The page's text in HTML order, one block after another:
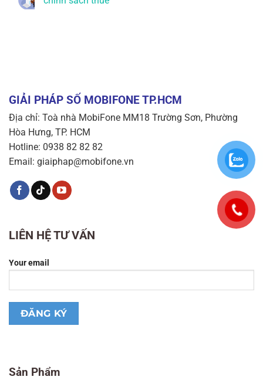
GIẢI PHÁP SỐ MOBIFONE TP.HCM
Địa chỉ: Toà nhà MobiFone MM18 Trường Sơn, Phường
Hòa Hưng, TP. HCM
Hotline: 0938 82 82 82
Email: giaiphap@mobifone.vn
Sản Phẩm
LIÊN HỆ TƯ VẤN
Your email